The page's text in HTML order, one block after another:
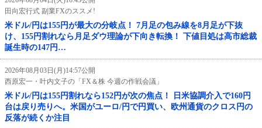
田向宏行式 副業FXのススメ!
米ドル/円は155円が最大の分岐点！ 7月足の包み線を8月足が下抜
け、155円割れなら月足ダウ理論が下向き転換！ 下値目処は高市総裁
誕生時の147円…
2026年08月03日(月)14:57公開
西原宏一・叶内文子の「FX＆株 今週の作戦会議」
米ドル/円は155円割れなら152円が次の焦点！ 日米協調介入で160円
台は戻り売りへ。米国がユーロ/円で円買い、欧州通貨のクロス円の
反落が続くか注目